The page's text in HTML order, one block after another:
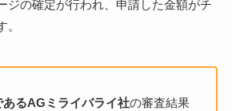
ジの確定が行われ、申請した金額がチ
あるAGミライバライ社の審査結果